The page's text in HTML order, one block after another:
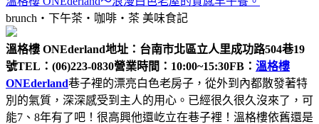
brunch‧下午茶‧咖啡‧茶 美味食記
溫格樓 ONEderland地址：台南市北區立人里成功路504巷19
號TEL：(06)223-0830營業時間：10:00~15:30FB： 溫格樓
ONEderland巷子裡的漂亮白色老房子，從外到內都散發著特
別的氣質，深深感受到主人的用心。已經很久很久沒來了，可
能7、8年有了吧！很高興他還屹立在巷子裡！溫格樓依舊還是